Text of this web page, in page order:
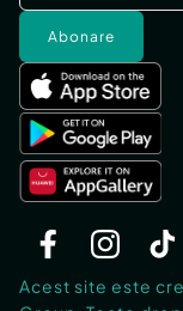
Abonare
Acest site este